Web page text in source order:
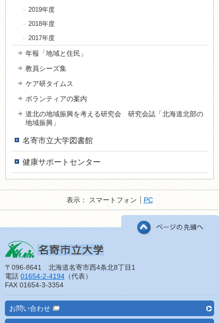
2019年度
2018年度
2017年度
年報「地域と住民」
教員シーズ集
ケア研タイムス
ボランティアの案内
道北の地域振興を考える研究会 研究会誌「北海道北部の
地域振興」
名寄市立大学図書館
健康サポートセンター
表示： スマートフォン PC
〒096-8641 北海道名寄市西4条北8丁目1
電話 01654-2-4194 （代表）
FAX 01654-3-3354
お問い合わせ